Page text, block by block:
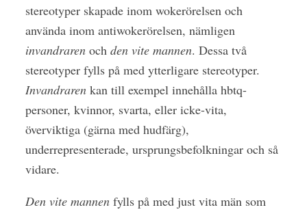
stereotyper skapade inom wokerörelsen och
använda inom antiwokerörelsen, nämligen
invandrarenoch den vite mannen. Dessa två
stereotyper fylls på med ytterligare stereotyper.
Invandrarenkan till exempel innehålla hbtq-
personer, kvinnor, svarta, eller icke-vita,
överviktiga (gärna med hudfärg),
underrepresenterade, ursprungsbefolkningar och så
vidare.
Den vite mannenfylls på med just vita män som